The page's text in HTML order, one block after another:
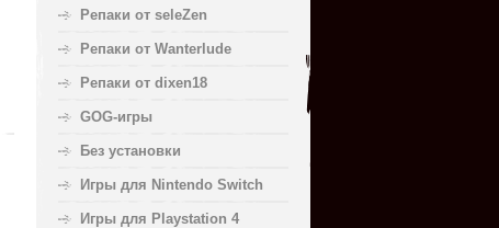
Репаки от seleZen
Репаки от Wanterlude
Репаки от dixen18
GOG-игры
Без установки
Игры для Nintendo Switch
Игры для Playstation 4